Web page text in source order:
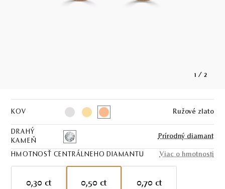
1 / 2
KOV Ružové zlato
DRAHÝ
KAMEŇ
Prírodný diamant
HMOTNOSŤ CENTRÁLNEHO DIAMANTU Viac o hmotnosti
0,30 ct 0,50 ct 0,70 ct